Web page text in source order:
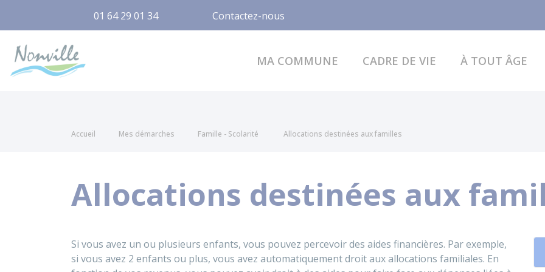
01 64 29 01 34 Contactez-nous
MA COMMUNE CADRE DE VIE À TOUT ÂGE
Accueil Mes démarches Famille - Scolarité Allocations destinées aux familles
Allocations destinées aux
Si vous avez un ou plusieurs enfants, vous pouvez percevoir des aides financières. Par exemple,
si vous avez 2 enfants ou plus, vous avez automatiquement droit aux allocations familiales. En